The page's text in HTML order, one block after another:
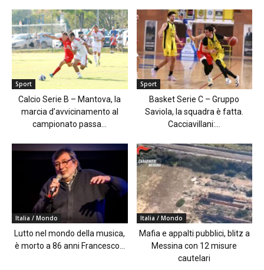
Sport
Calcio Serie B – Mantova, la
marcia d’avvicinamento al
campionato passa...
Sport
Basket Serie C – Gruppo
Saviola, la squadra è fatta.
Cacciavillani:...
Italia / Mondo
Lutto nel mondo della musica,
è morto a 86 anni Francesco...
Italia / Mondo
Mafia e appalti pubblici, blitz a
Messina con 12 misure
cautelari